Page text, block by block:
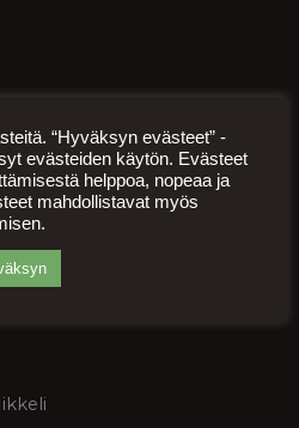
“Hyväksyn evästeet” -
evästeiden käytön. Evästeet
helppoa, nopeaa ja
mahdollistavat myös